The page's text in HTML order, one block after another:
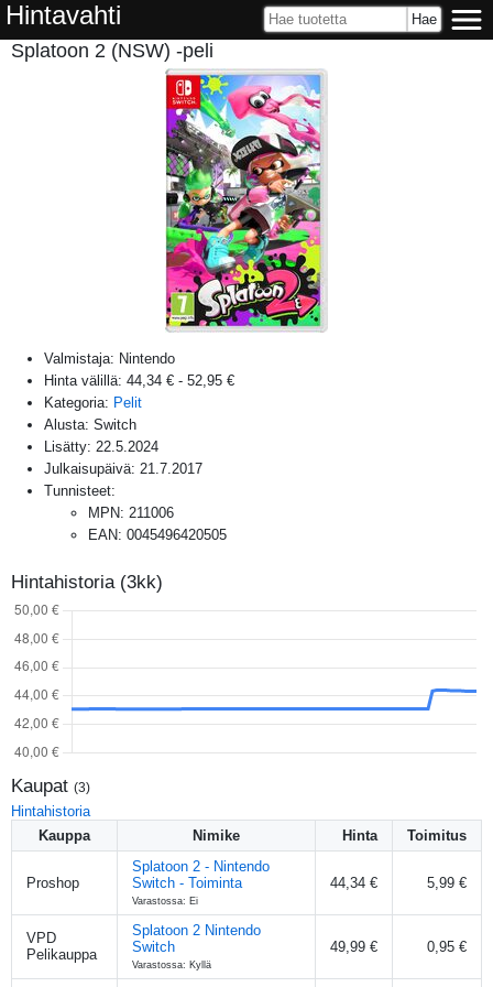
Hintavahti
Splatoon 2 (NSW) -peli
Valmistaja: Nintendo
Hinta välillä: 44,34 € - 52,95 €
Kategoria: Pelit
Alusta: Switch
Lisätty: 22.5.2024
Julkaisupäivä: 21.7.2017
Tunnisteet:
MPN: 211006
EAN: 0045496420505
Hintahistoria (3kk)
Kaupat (3)
Hintahistoria
Kauppa
Nimike Hinta Toimitus
Proshop
Splatoon 2 - Nintendo
Switch - Toiminta
Varastossa: Ei
44,34 € 5,99 €
VPD
Pelikauppa
Splatoon 2 Nintendo
Switch
Varastossa: Kyllä
49,99 € 0,95 €